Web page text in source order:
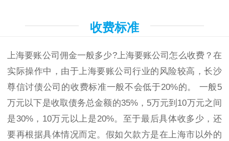
收费标准
上海要账公司佣金一般多少?上海要账公司怎么收费？在
实际操作中，由于上海要账公司行业的风险较高，长沙
尊信讨债公司的收费标准一般不会低于20%的。 一般5
万元以下是收取债务总金额的35%，5万元到10万元之间
是30%，10万元以上是20%。至于最后具体收多少，还
要再根据具体情况而定。假如欠款方是在上海市以外的